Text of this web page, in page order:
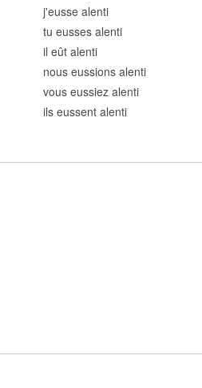
j'eusse alenti
tu eusses alenti
il eût alenti
nous eussions alenti
vous eussiez alenti
ils eussent alenti